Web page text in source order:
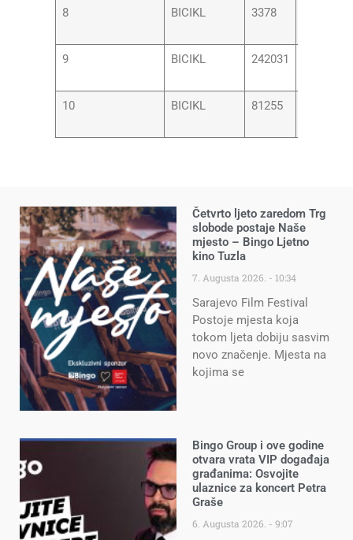
8 BICIKL 3378
9 BICIKL 242031
10 BICIKL 81255
Četvrto ljeto zaredom Trg
slobode postaje Naše
mjesto – Bingo Ljetno
kino Tuzla
7. Augusta 2026. 10:34
Sarajevo Film Festival
Postoje mjesta koja
tokom ljeta dobiju sasvim
novo značenje. Mjesta na
kojima se
Bingo Group i ove godine
otvara vrata VIP događaja
građanima: Osvojite
ulaznice za koncert Petra
Graše
6. Augusta 2026. 9:07